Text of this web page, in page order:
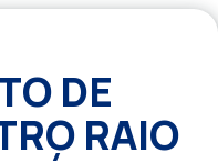
DE
RAIO